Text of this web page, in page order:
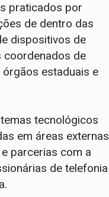
praticados por
de dentro das
dispositivos de
coordenados de
estaduais e
tecnológicos
em áreas externas
parcerias com a
de telefonia